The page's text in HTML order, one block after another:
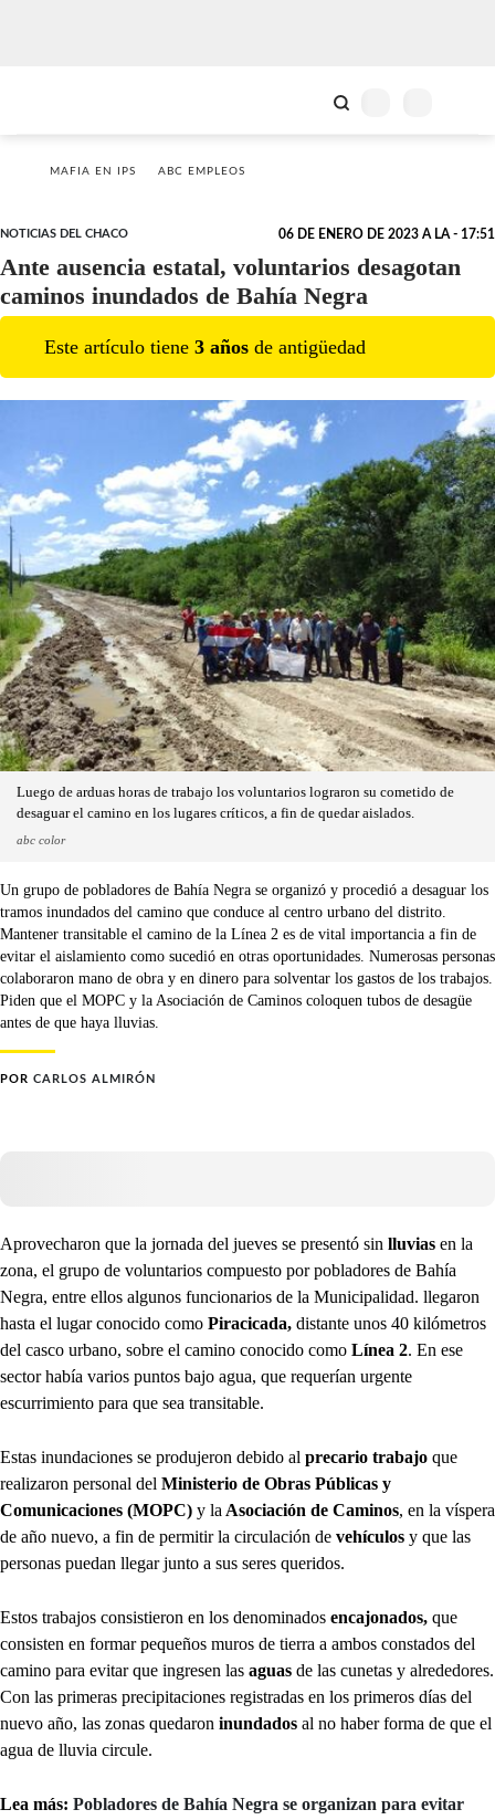
MAFIA EN IPS ABC EMPLEOS
NOTICIAS DEL CHACO 06 DE ENERO DE 2023 A LA - 17:51
Ante ausencia estatal, voluntarios desagotan
caminos inundados de Bahía Negra
Este artículo tiene 3 años de antigüedad
Luego de arduas horas de trabajo los voluntarios lograron su cometido de
desaguar el camino en los lugares críticos, a fin de quedar aislados.
abc color
Un grupo de pobladores de Bahía Negra se organizó y procedió a desaguar los
tramos inundados del camino que conduce al centro urbano del distrito.
Mantener transitable el camino de la Línea 2 es de vital importancia a fin de
evitar el aislamiento como sucedió en otras oportunidades. Numerosas personas
colaboraron mano de obra y en dinero para solventar los gastos de los trabajos.
Piden que el MOPC y la Asociación de Caminos coloquen tubos de desagüe
antes de que haya lluvias.
POR CARLOS ALMIRÓN
Aprovecharon que la jornada del jueves se presentó sin lluvias en la
zona, el grupo de voluntarios compuesto por pobladores de Bahía
Negra, entre ellos algunos funcionarios de la Municipalidad. llegaron
hasta el lugar conocido como Piracicada, distante unos 40 kilómetros
del casco urbano, sobre el camino conocido como Línea 2. En ese
sector había varios puntos bajo agua, que requerían urgente
escurrimiento para que sea transitable.
Estas inundaciones se produjeron debido al precario trabajo que
realizaron personal del Ministerio de Obras Públicas y
Comunicaciones (MOPC) y la Asociación de Caminos, en la víspera
de año nuevo, a fin de permitir la circulación de vehículos y que las
personas puedan llegar junto a sus seres queridos.
Estos trabajos consistieron en los denominados encajonados, que
consisten en formar pequeños muros de tierra a ambos constados del
camino para evitar que ingresen las aguas de las cunetas y alrededores.
Con las primeras precipitaciones registradas en los primeros días del
nuevo año, las zonas quedaron inundados al no haber forma de que el
agua de lluvia circule.
Lea más: Pobladores de Bahía Negra se organizan para evitar